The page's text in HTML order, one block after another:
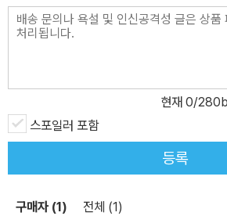
현재 0/
스포일러 포함
등록
구매자 (1) 전체 (1)